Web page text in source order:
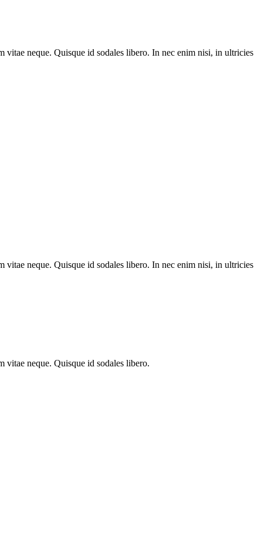
vitae neque. Quisque id sodales libero. In nec enim nisi, in ultricies
vitae neque. Quisque id sodales libero. In nec enim nisi, in ultricies
vitae neque. Quisque id sodales libero.